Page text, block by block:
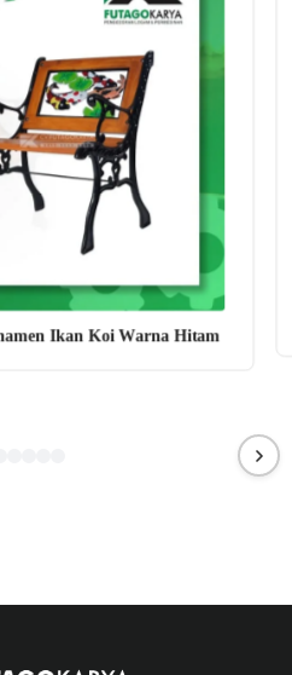
Ikan Koi Warna Hitam